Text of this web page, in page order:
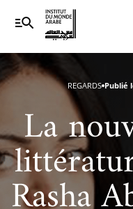
REGARDS Publié
La